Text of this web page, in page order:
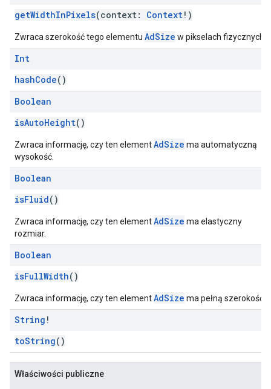
getWidthInPixels(context: Context!)
Zwraca szerokość tego elementu AdSize w pikselach fizycznych.
Int
hashCode()
Boolean
isAutoHeight()
Zwraca informację, czy ten elementAdSize ma automatyczną
wysokość.
Boolean
isFluid()
Zwraca informację, czy ten elementAdSize ma elastyczny
rozmiar.
Boolean
isFullWidth()
Zwraca informację, czy ten elementAdSize ma pełną szerokość.
String !
toString()
Właściwości publiczne